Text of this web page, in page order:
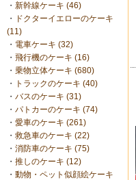
・ 新幹線ケーキ (46)
・
ドクターイエローのケーキ
(11)
・ 電車ケーキ (32)
・ 飛行機のケーキ (16)
・ 乗物立体ケーキ (680)
・
トラックのケーキ (40)
・ バスのケーキ (31)
・ パトカーのケーキ (74)
・ 愛車のケーキ (261)
・ 救急車のケーキ (22)
・ 消防車のケーキ (75)
・ 推しのケーキ (12)
・ 動物・ペット似顔絵ケーキ